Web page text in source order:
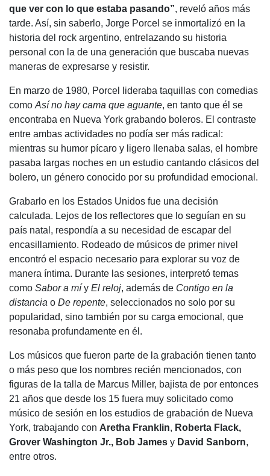
que ver con lo que estaba pasando”, reveló años más
tarde. Así, sin saberlo, Jorge Porcel se inmortalizó en la
historia del rock argentino, entrelazando su historia
personal con la de una generación que buscaba nuevas
maneras de expresarse y resistir.
En marzo de 1980, Porcel lideraba taquillas con comedias
como Así no hay cama que aguante, en tanto que él se
encontraba en Nueva York grabando boleros. El contraste
entre ambas actividades no podía ser más radical:
mientras su humor pícaro y ligero llenaba salas, el hombre
pasaba largas noches en un estudio cantando clásicos del
bolero, un género conocido por su profundidad emocional.
Grabarlo en los Estados Unidos fue una decisión
calculada. Lejos de los reflectores que lo seguían en su
país natal, respondía a su necesidad de escapar del
encasillamiento. Rodeado de músicos de primer nivel
encontró el espacio necesario para explorar su voz de
manera íntima. Durante las sesiones, interpretó temas
como Sabor a míy El reloj, además de Contigo en la
distancia o De repente, seleccionados no solo por su
popularidad, sino también por su carga emocional, que
resonaba profundamente en él.
Los músicos que fueron parte de la grabación tienen tanto
o más peso que los nombres recién mencionados, con
figuras de la talla de Marcus Miller, bajista de por entonces
21 años que desde los 15 fuera muy solicitado como
músico de sesión en los estudios de grabación de Nueva
York, trabajando con Aretha Franklin, Roberta Flack,
Grover Washington Jr., Bob James y David Sanborn,
entre otros.